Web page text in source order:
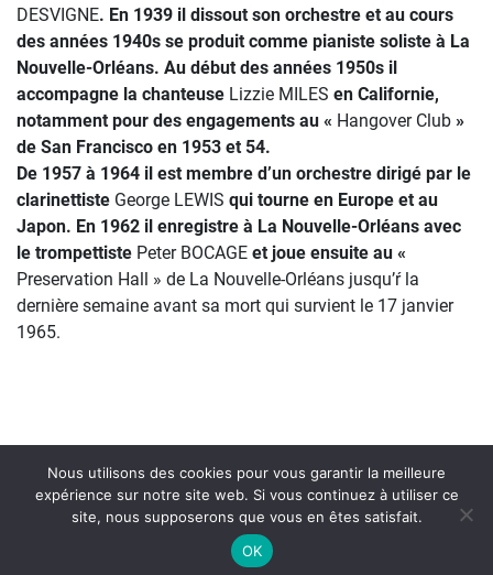
DESVIGNE. En 1939 il dissout son orchestre et au cours
des années 1940s se produit comme pianiste soliste à La
Nouvelle-Orléans. Au début des années 1950s il
accompagne la chanteuse Lizzie MILES en Californie,
notamment pour des engagements au « Hangover Club »
de San Francisco en 1953 et 54.
De 1957 à 1964 il est membre d’un orchestre dirigé par le
clarinettiste George LEWIS qui tourne en Europe et au
Japon. En 1962 il enregistre à La Nouvelle-Orléans avec
le trompettiste Peter BOCAGE et joue ensuite au «
Preservation Hall » de La Nouvelle-Orléans jusqu’ŕ la
dernière semaine avant sa mort qui survient le 17 janvier
1965.
On Air : JUNIOR WELLS
Sosad this morning
Nous utilisons des cookies pour vous garantir la meilleure
expérience sur notre site web. Si vous continuez à utiliser ce
site, nous supposerons que vous en êtes satisfait.
OK